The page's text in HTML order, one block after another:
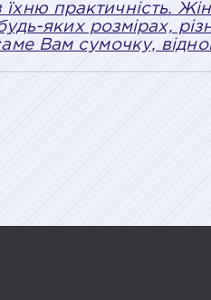
практичність.
яких розмірах,
Вам сумочку,